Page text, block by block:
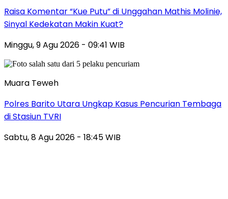
Raisa Komentar “Kue Putu” di Unggahan Mathis Molinie,
Sinyal Kedekatan Makin Kuat?
Minggu, 9 Agu 2026 - 09:41 WIB
Muara Teweh
Polres Barito Utara Ungkap Kasus Pencurian Tembaga
di Stasiun TVRI
Sabtu, 8 Agu 2026 - 18:45 WIB